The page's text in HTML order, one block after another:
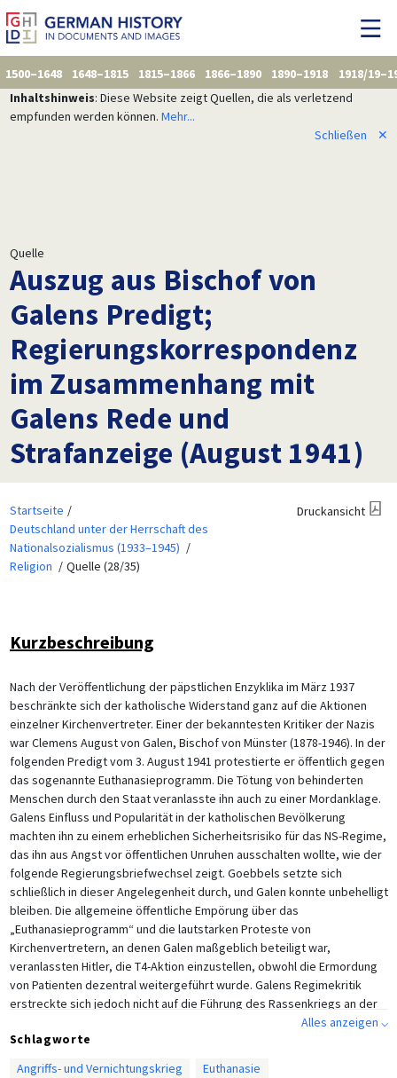
1500–1648 1648–1815 1815–1866 1866–1890 1890–1918
1918/
Inhaltshinweis: Diese Website zeigt Quellen, die als verletzend
empfunden werden können. Mehr...
Schließen
✕
Quelle
Auszug aus Bischof von
Galens Predigt;
Regierungskorrespondenz
im Zusammenhang mit
Galens Rede und
Strafanzeige (August 1941)
Startseite
Deutschland unter der Herrschaft des
Nationalsozialismus (1933–1945)
Religion
Quelle (28/35)
Druckansicht
Kurzbeschreibung
Nach der Veröffentlichung der päpstlichen Enzyklika im März 1937
beschränkte sich der katholische Widerstand ganz auf die Aktionen
einzelner Kirchenvertreter. Einer der bekanntesten Kritiker der Nazis
war Clemens August von Galen, Bischof von Münster (1878-1946). In der
folgenden Predigt vom 3. August 1941 protestierte er öffentlich gegen
das sogenannte Euthanasieprogramm. Die Tötung von behinderten
Menschen durch den Staat veranlasste ihn auch zu einer Mordanklage.
Galens Einfluss und Popularität in der katholischen Bevölkerung
machten ihn zu einem erheblichen Sicherheitsrisiko für das NS-Regime,
das ihn aus Angst vor öffentlichen Unruhen ausschalten wollte, wie der
folgende Regierungsbriefwechsel zeigt. Goebbels setzte sich
schließlich in dieser Angelegenheit durch, und Galen konnte unbehelligt
bleiben. Die allgemeine öffentliche Empörung über das
„Euthanasieprogramm“ und die lautstarken Proteste von
Kirchenvertretern, an denen Galen maßgeblich beteiligt war,
veranlassten Hitler, die T4-Aktion einzustellen, obwohl die Ermordung
von Patienten dezentral weitergeführt wurde. Galens Regimekritik
erstreckte sich jedoch nicht auf die Führung des Rassenkriegs an der
Ostfront. Am 14. September 1941 schrieb der Bischof einen Brief, in
dem er Hitlers Krieg gegen den „Judäo-Bolschewismus“ und die
„jüdisch-bolschewistischen Machthaber in Moskau“ befürwortete.
Alles anzeigen ⌵
Schlagworte
Angriffs- und Vernichtungskrieg
Euthanasie